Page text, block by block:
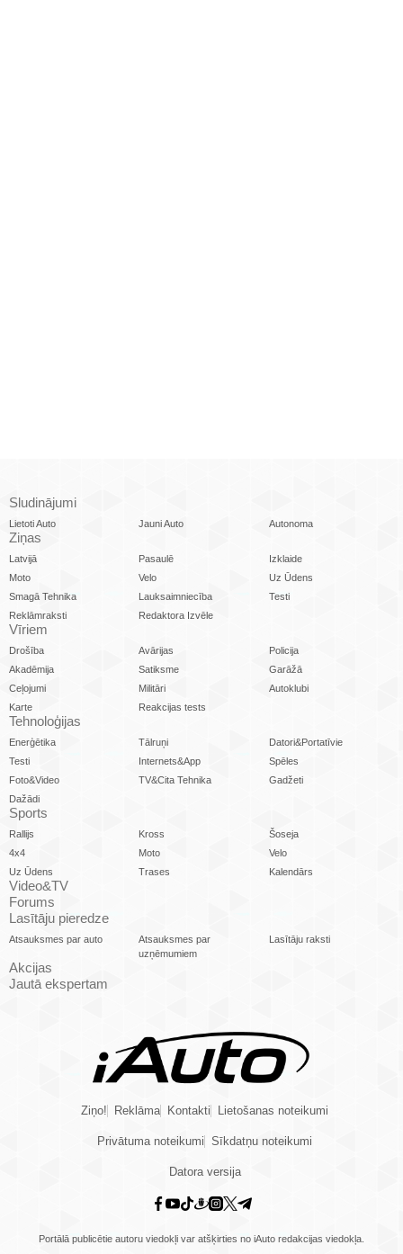
Sludinājumi
Lietoti Auto Jauni Auto Autonoma
Ziņas
Latvijā Pasaulē
Izklaide
Moto
Velo
Uz Ūdens
Smagā Tehnika
Lauksaimniecība
Testi
Reklāmraksti
Redaktora Izvēle
Vīriem
Drošība Avārijas
Policija
Akadēmija
Satiksme
Garāžā
Ceļojumi
Militāri
Autoklubi
Karte
Reakcijas tests
Tehnoloģijas
Enerģētika Tālruņi
Datori&Portatīvie
Testi
Internets&App
Spēles
Foto&Video
TV&Cita Tehnika
Gadžeti
Dažādi
Sports
Rallijs Kross
Šoseja
4x4
Moto
Velo
Uz Ūdens
Trases Kalendārs
Video&TV
Forums
Lasītāju pieredze
Atsauksmes par auto
Atsauksmes par
uzņēmumiem
Lasītāju raksti
Akcijas
Jautā ekspertam
Ziņo! Reklāma Kontakti Lietošanas noteikumi
Privātuma noteikumi Sīkdatņu noteikumi
Datora versija
Portālā publicētie autoru viedokļi var atšķirties no iAuto redakcijas viedokļa.